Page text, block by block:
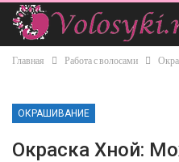
Главная Работа с волосами
ОКРАШИВАНИЕ
Окраска Хной: